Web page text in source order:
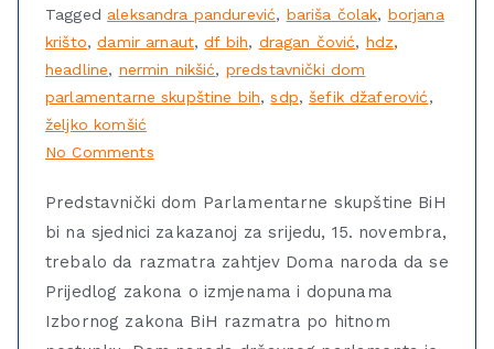
Tagged aleksandra pandurević, bariša čolak, borjana
krišto,damir arnaut,df bih, dragan čović, hdz,
headline, nermin nikšić, predstavnički dom
parlamentarne skupštine bih,sdp,šefik džaferović,
željko komšić
No Comments
Predstavnički dom Parlamentarne skupštine BiH
bi na sjednici zakazanoj za srijedu, 15. novembra,
trebalo da razmatra zahtjev Doma naroda da se
Prijedlog zakona o izmjenama i dopunama
Izbornog zakona BiH razmatra po hitnom